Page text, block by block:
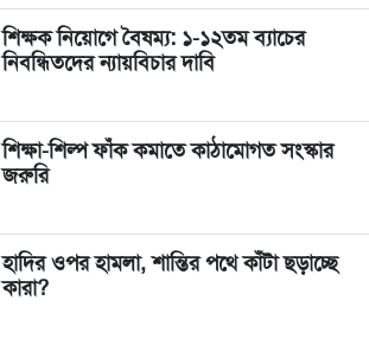
শিক্ষক নিয়োগে বৈষম্য: ১-১২তম ব্যাচের
নিবন্ধিতদের ন্যায়বিচার দাবি
শিক্ষা-শিল্প ফাঁক কমাতে কাঠামোগত সংস্কার
জরুরি
হাদির ওপর হামলা, শান্তির পথে কাঁটা ছড়াচ্ছে
কারা?